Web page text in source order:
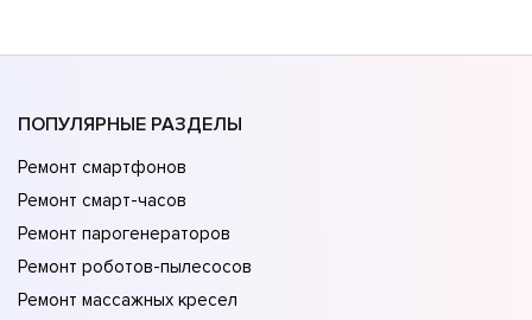
ПОПУЛЯРНЫЕ РАЗДЕЛЫ
Ремонт смартфонов
Ремонт смарт-часов
Ремонт парогенераторов
Ремонт роботов-пылесосов
Ремонт массажных кресел